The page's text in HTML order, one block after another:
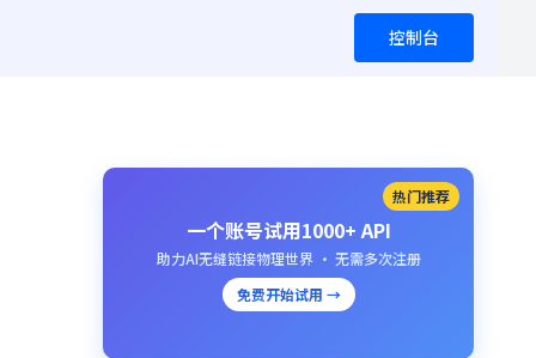
控制台
热门推荐
一个账号试用1000+ API
助力AI无缝链接物理世界 · 无需多次注册
免费开始试用 →